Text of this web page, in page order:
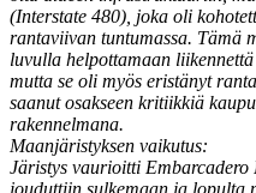
(Inter­state 480), joka oli
rantavi­ivan tun­tu­mas­sa. Tämä
luvul­la helpot­ta­maan
mut­ta se oli myös eristänyt
saanut osak­seen kri­ti­ikkiä
rakennelmana.
Maan­järistyk­sen vaikutus:
Järistys vau­ri­oit­ti Embar­cadero
joudut­ti­in sulke­maan ja lop­ul­ta